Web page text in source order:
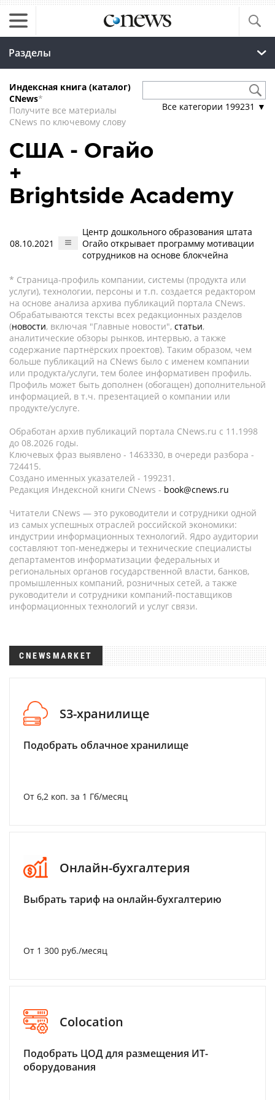
Разделы
Индексная книга (каталог)
CNews*
Получите все материалы
CNews по ключевому слову
Все категории 199231 ▼
США - Огайо
+
Brightside Academy
08.10.2021
Центр дошкольного образования штата
Огайо открывает программу мотивации
сотрудников на основе блокчейна
* Страница-профиль компании, системы (продукта или
услуги), технологии, персоны и т.п. создается редактором
на основе анализа архива публикаций портала CNews.
Обрабатываются тексты всех редакционных разделов
(новости, включая "Главные новости", статьи,
аналитические обзоры рынков, интервью, а также
содержание партнёрских проектов). Таким образом, чем
больше публикаций на CNews было с именем компании
или продукта/услуги, тем более информативен профиль.
Профиль может быть дополнен (обогащен) дополнительной
информацией, в т.ч. презентацией о компании или
продукте/услуге.
Обработан архив публикаций портала CNews.ru c 11.1998
до 08.2026 годы.
Ключевых фраз выявлено - 1463330, в очереди разбора -
724415.
Создано именных указателей - 199231.
Редакция Индексной книги CNews - book@cnews.ru
Читатели CNews — это руководители и сотрудники одной
из самых успешных отраслей российской экономики:
индустрии информационных технологий. Ядро аудитории
составляют топ-менеджеры и технические специалисты
департаментов информатизации федеральных и
региональных органов государственной власти, банков,
промышленных компаний, розничных сетей, а также
руководители и сотрудники компаний-поставщиков
информационных технологий и услуг связи.
CNEWSMARKET
S3-хранилище
Подобрать облачное хранилище
От 6,2 коп. за 1 Гб/месяц
Онлайн-бухгалтерия
Выбрать тариф на онлайн-бухгалтерию
От 1 300 руб./месяц
Colocation
Подобрать ЦОД для размещения ИТ-
оборудования